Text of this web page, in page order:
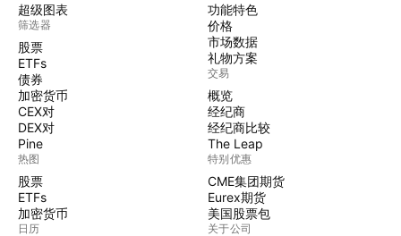
超级图表
筛选器
股票
ETFs
债券
加密货币
CEX对
DEX对
Pine
热图
股票
ETFs
加密货币
日历
功能特色
价格
市场数据
礼物方案
交易
概览
经纪商
经纪商比较
The Leap
特别优惠
CME集团期货
Eurex期货
美国股票包
关于公司